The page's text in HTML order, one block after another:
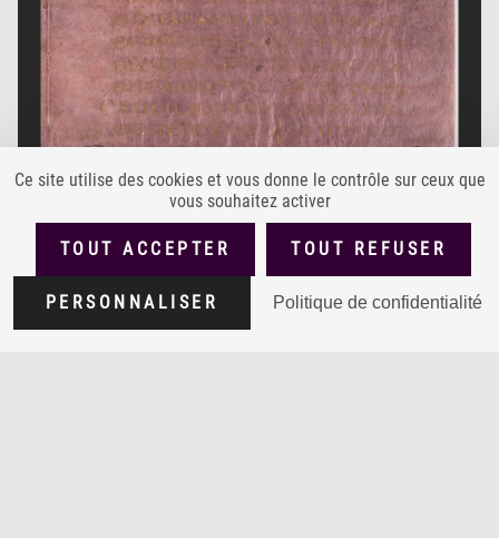
Ce site utilise des cookies et vous donne le contrôle sur ceux que
vous souhaitez activer
TOUT ACCEPTER TOUT REFUSER
PERSONNALISER Politique de confidentialité